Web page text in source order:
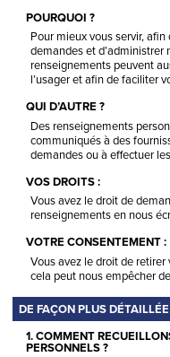
POURQUOI ?
Pour mieux vous servir,
demandes et d’administrer
renseignements peuvent
l’usager et afin de faciliter
QUI D’AUTRE ?
Des renseignements
communiqués à des
demandes ou à effectuer
VOS DROITS :
Vous avez le droit de
renseignements en nous
VOTRE CONSENTEMENT :
Vous avez le droit de
cela peut nous empêcher
DE FAÇON PLUS DÉTAILLÉE
1. COMMENT
PERSONNELS ?